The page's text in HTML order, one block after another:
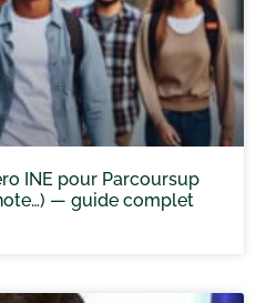
INE pour Parcoursup
— guide complet